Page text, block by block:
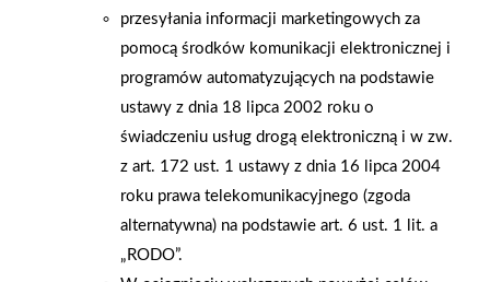
mediach. Market PSB Mrówka w Pszczółkach ma powierzchnię
650 m 2 oraz ogród zewnętrzy o powierzchni 650 m 2 .
AKTUALNOŚCI
przesyłania informacji marketingowych za
pomocą środków komunikacji elektronicznej i
programów automatyzujących na podstawie
ustawy z dnia 18 lipca 2002 roku o
świadczeniu usług drogą elektroniczną i w zw.
z art. 172 ust. 1 ustawy z dnia 16 lipca 2004
roku prawa telekomunikacyjnego (zgoda
alternatywna) na podstawie art. 6 ust. 1 lit. a
„RODO”.